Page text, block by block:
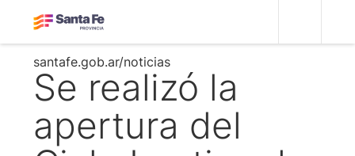
santafe.gob.ar/noticias
Se realizó la
apertura del